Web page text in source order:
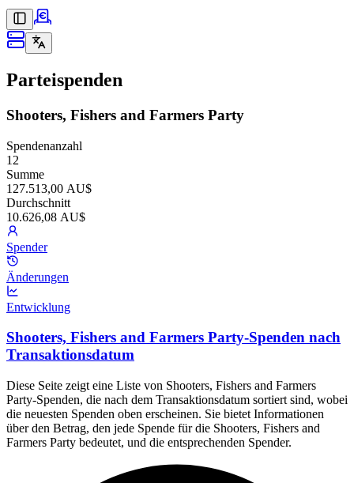
Parteispenden
Shooters, Fishers and Farmers Party
Spendenanzahl
12
Summe
127.513,00 AU$
Durchschnitt
10.626,08 AU$
Spender
Änderungen
Entwicklung
Shooters, Fishers and Farmers Party-Spenden nach
Transaktionsdatum
Diese Seite zeigt eine Liste von Shooters, Fishers and Farmers
Party-Spenden, die nach dem Transaktionsdatum sortiert sind, wobei
die neuesten Spenden oben erscheinen. Sie bietet Informationen
über den Betrag, den jede Spende für die Shooters, Fishers and
Farmers Party bedeutet, und die entsprechenden Spender.